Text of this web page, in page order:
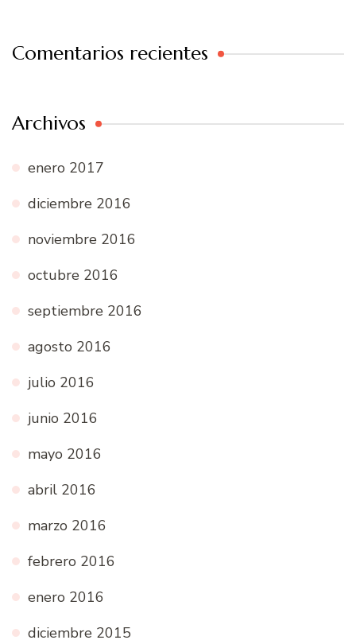
Comentarios recientes
Archivos
enero 2017
diciembre 2016
noviembre 2016
octubre 2016
septiembre 2016
agosto 2016
julio 2016
junio 2016
mayo 2016
abril 2016
marzo 2016
febrero 2016
enero 2016
diciembre 2015